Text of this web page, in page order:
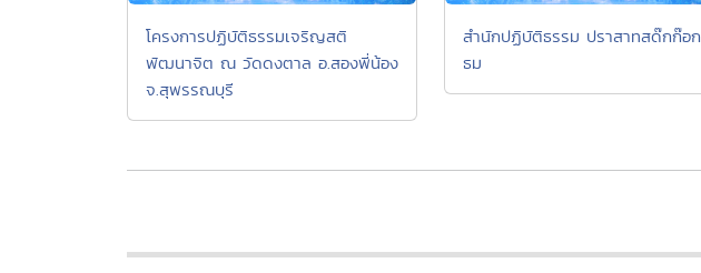
โครงการปฏิบัติธรรมเจริญสติ
พัฒนาจิต ณ วัดดงตาล อ.สองพี่น้อง
จ.สุพรรณบุรี
สำนักปฏิบัติธรรม ปราสาทสด๊กก๊อก
ธม